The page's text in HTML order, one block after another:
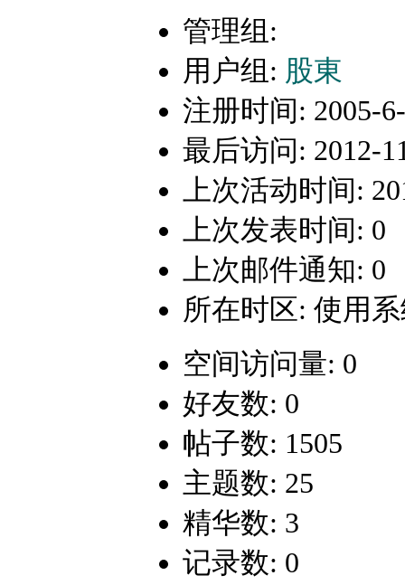
管理组:
用户组: 股東
注册时间: 2005-
最后访问: 2012-
上次活动时间:
上次发表时间: 0
上次邮件通知: 0
所在时区: 使用
空间访问量: 0
好友数: 0
帖子数: 1505
主题数: 25
精华数: 3
记录数: 0